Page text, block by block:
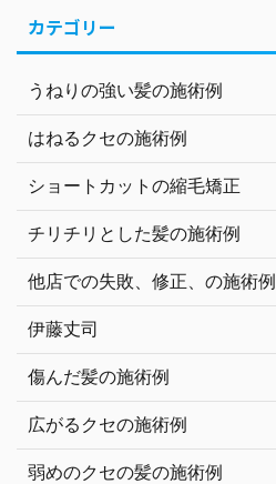
カテゴリー
うねりの強い髪の施術例
はねるクセの施術例
ショートカットの縮毛矯正
チリチリとした髪の施術例
他店での失敗、修正、の施術例
伊藤丈司
傷んだ髪の施術例
広がるクセの施術例
弱めのクセの髪の施術例